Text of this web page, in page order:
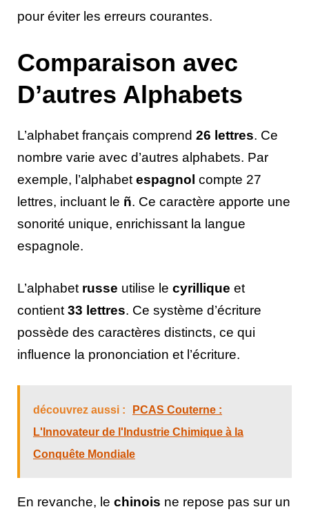
pour éviter les erreurs courantes.
Comparaison avec
D’autres Alphabets
L’alphabet français comprend 26 lettres. Ce
nombre varie avec d’autres alphabets. Par
exemple, l’alphabetespagnol compte 27
lettres, incluant le ñ. Ce caractère apporte une
sonorité unique, enrichissant la langue
espagnole.
L’alphabet russe utilise le cyrillique et
contient 33 lettres. Ce système d’écriture
possède des caractères distincts, ce qui
influence la prononciation et l’écriture.
découvrez aussi :
PCAS Couterne :
L'Innovateur de l'Industrie Chimique à la
Conquête Mondiale
En revanche, le chinois ne repose pas sur un